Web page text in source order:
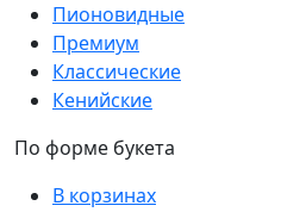
Пионовидные
Премиум
Классические
Кенийские
По форме букета
В корзинах